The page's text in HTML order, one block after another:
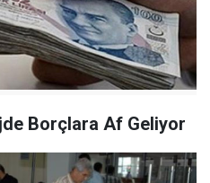
Borçlara Af Geliyor